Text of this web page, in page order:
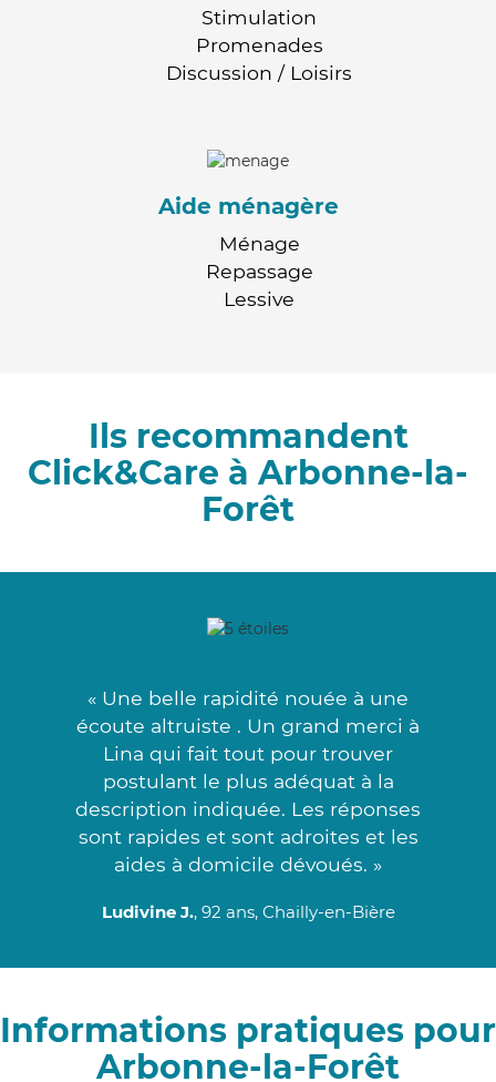
Stimulation
Promenades
Discussion / Loisirs
Aide ménagère
Ménage
Repassage
Lessive
Ils recommandent
Click&Care à Arbonne-la-
Forêt
« Une belle rapidité nouée à une
écoute altruiste . Un grand merci à
Lina qui fait tout pour trouver
postulant le plus adéquat à la
description indiquée. Les réponses
sont rapides et sont adroites et les
aides à domicile dévoués. »
Ludivine J., 92 ans, Chailly-en-Bière
Informations pratiques pour
Arbonne-la-Forêt